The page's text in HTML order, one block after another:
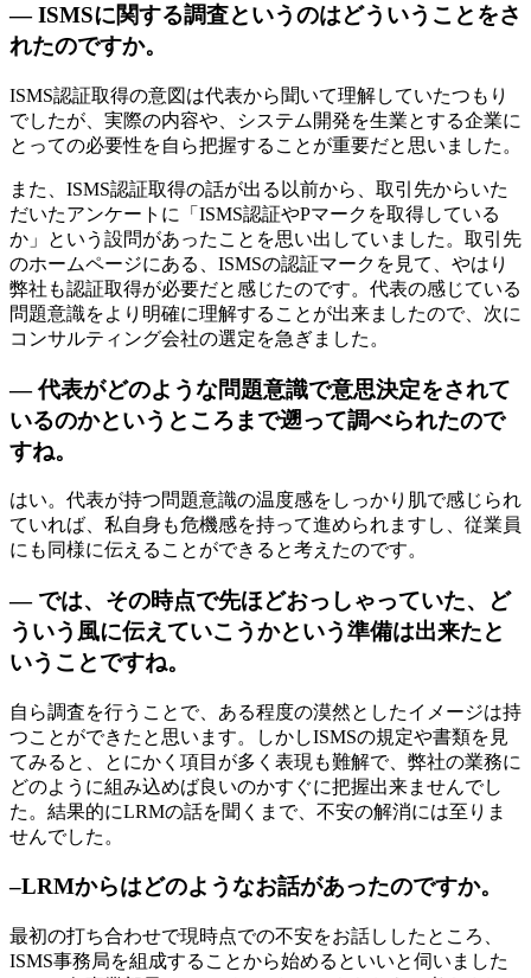
— ISMSに関する調査というのはどういうことをさ
れたのですか。
ISMS認証取得の意図は代表から聞いて理解していたつもり
でしたが、実際の内容や、システム開発を生業とする企業に
とっての必要性を自ら把握することが重要だと思いました。
また、ISMS認証取得の話が出る以前から、取引先からいた
だいたアンケートに「ISMS認証やPマークを取得している
か」という設問があったことを思い出していました。取引先
のホームページにある、ISMSの認証マークを見て、やはり
弊社も認証取得が必要だと感じたのです。代表の感じている
問題意識をより明確に理解することが出来ましたので、次に
コンサルティング会社の選定を急ぎました。
— 代表がどのような問題意識で意思決定をされて
いるのかというところまで遡って調べられたので
すね。
はい。代表が持つ問題意識の温度感をしっかり肌で感じられ
ていれば、私自身も危機感を持って進められますし、従業員
にも同様に伝えることができると考えたのです。
— では、その時点で先ほどおっしゃっていた、ど
ういう風に伝えていこうかという準備は出来たと
いうことですね。
自ら調査を行うことで、ある程度の漠然としたイメージは持
つことができたと思います。しかしISMSの規定や書類を見
てみると、とにかく項目が多く表現も難解で、弊社の業務に
どのように組み込めば良いのかすぐに把握出来ませんでし
た。結果的にLRMの話を聞くまで、不安の解消には至りま
せんでした。
–LRMからはどのようなお話があったのですか。
最初の打ち合わせで現時点での不安をお話ししたところ、
ISMS事務局を組成することから始めるといいと伺いました